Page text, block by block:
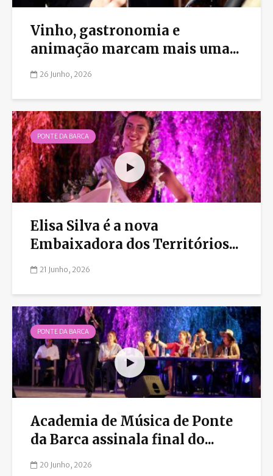
Vinho, gastronomia e
animação marcam mais uma...
26 Junho, 2026
PONTE DA BARCA
Elisa Silva é a nova
Embaixadora dos Territórios...
21 Junho, 2026
PONTE DA BARCA
Academia de Música de Ponte
da Barca assinala final do...
20 Junho, 2026